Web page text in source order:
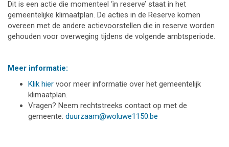
Dit is een actie die momenteel ‘in reserve’ staat in het
gemeentelijke klimaatplan. De acties in de Reserve komen
overeen met de andere actievoorstellen die in reserve worden
gehouden voor overweging tijdens de volgende ambtsperiode.
Meer informatie:
Klik hier voor meer informatie over het gemeentelijk
klimaatplan.
Vragen? Neem rechtstreeks contact op met de
gemeente: duurzaam@woluwe1150.be